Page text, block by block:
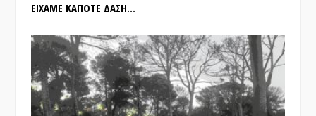
ΕΙΧΑΜΕ ΚΑΠΟΤΕ ΔΑΣΗ…